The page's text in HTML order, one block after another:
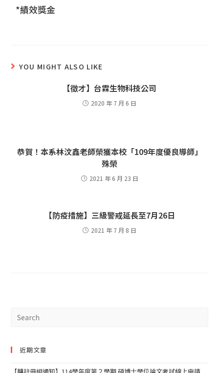
*績效獎金
YOU MIGHT ALSO LIKE
【徵才】台霖生物科技公司
2020 年 7 月 6 日
恭賀！本系林汶鑫老師榮獲本校「109年度優良導師」
殊榮
2021 年 6 月 23 日
【防疫措施】三級警戒延長至7月26日
2021 年 7 月 8 日
近期文章